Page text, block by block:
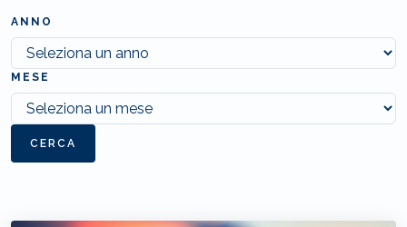
ANNO
MESE
CERCA